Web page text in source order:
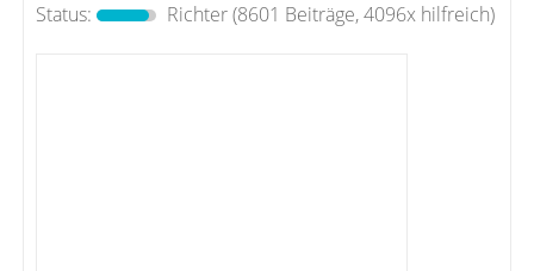
Status:
Richter(8601 Beiträge, 4096x hilfreich)